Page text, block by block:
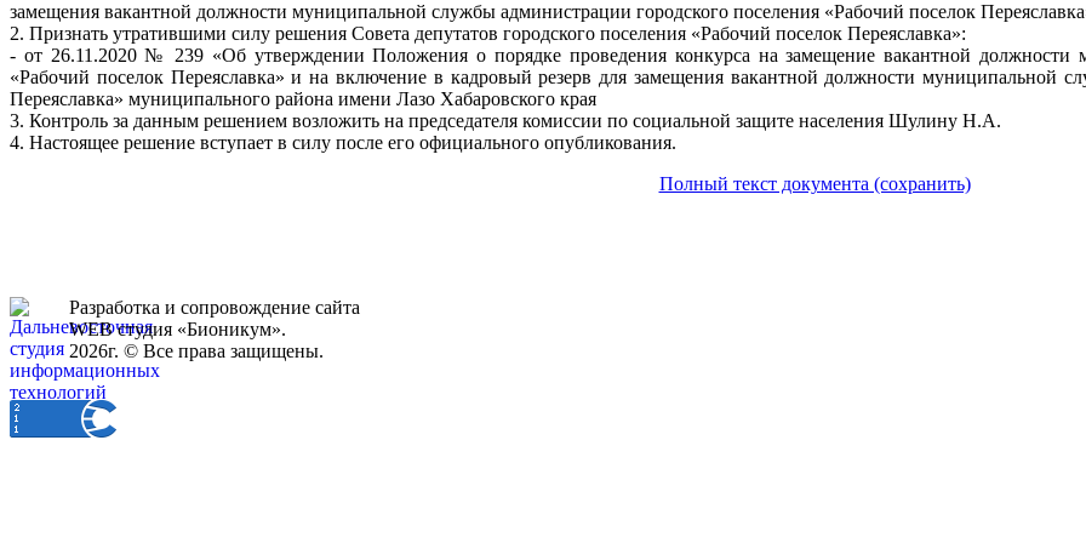
замещения вакантной должности муниципальной службы администрации городского поселения «Рабочий поселок
2. Признать утратившими силу решения Совета депутатов городского поселения «Рабочий поселок Переяславка»:
- от 26.11.2020 № 239 «Об утверждении Положения о порядке проведения конкурса на замещение вакантной должности
«Рабочий поселок Переяславка» и на включение в кадровый резерв для замещения вакантной должности муниципальной
Переяславка» муниципального района имени Лазо Хабаровского края
3. Контроль за данным решением возложить на председателя комиссии по социальной защите населения Шулину Н.А.
4. Настоящее решение вступает в силу после его официального опубликования.
Полный текст документа (сохранить)
Разработка и сопровождение сайта
WEB студия «Бионикум».
2026г. © Все права защищены.